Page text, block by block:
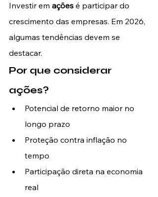
Investir em ações é participar do
crescimento das empresas. Em 2026,
algumas tendências devem se
destacar.
Por que considerar
ações?
Potencial de retorno maior no
longo prazo
Proteção contra inflação no
tempo
Participação direta na economia
real